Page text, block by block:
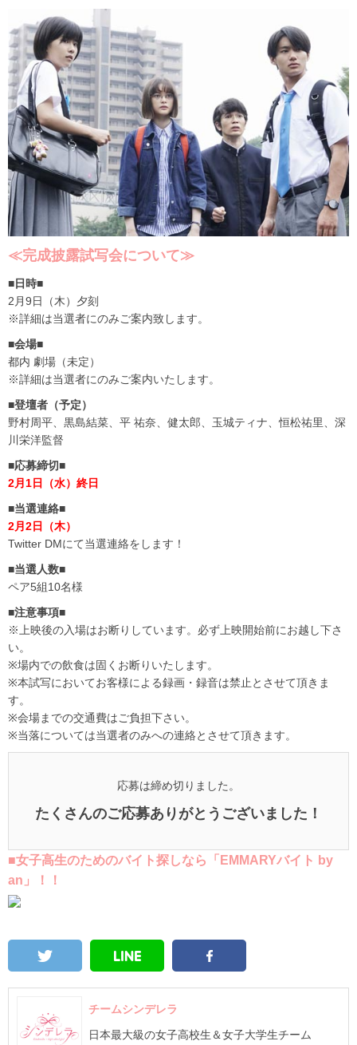
≪完成披露試写会について≫
■日時■
2月9日（木）夕刻
※詳細は当選者にのみご案内致します。
■会場■
都内 劇場（未定）
※詳細は当選者にのみご案内いたします。
■登壇者（予定）
野村周平、黒島結菜、平 祐奈、健太郎、玉城ティナ、恒松祐里、深
川栄洋監督
■応募締切■
2月1日（水）終日
■当選連絡■
2月2日（木）
Twitter DMにて当選連絡をします！
■当選人数■
ペア5組10名様
■注意事項■
※上映後の入場はお断りしています。必ず上映開始前にお越し下さ
い。
※場内での飲食は固くお断りいたします。
※本試写においてお客様による録画・録音は禁止とさせて頂きま
す。
※会場までの交通費はご負担下さい。
※当落については当選者のみへの連絡とさせて頂きます。
応募は締め切りました。
たくさんのご応募ありがとうございました！
■女子高生のためのバイト探しなら「EMMARYバイト by
an」！！
チームシンデレラ
日本最大級の女子高校生＆女子大学生チーム